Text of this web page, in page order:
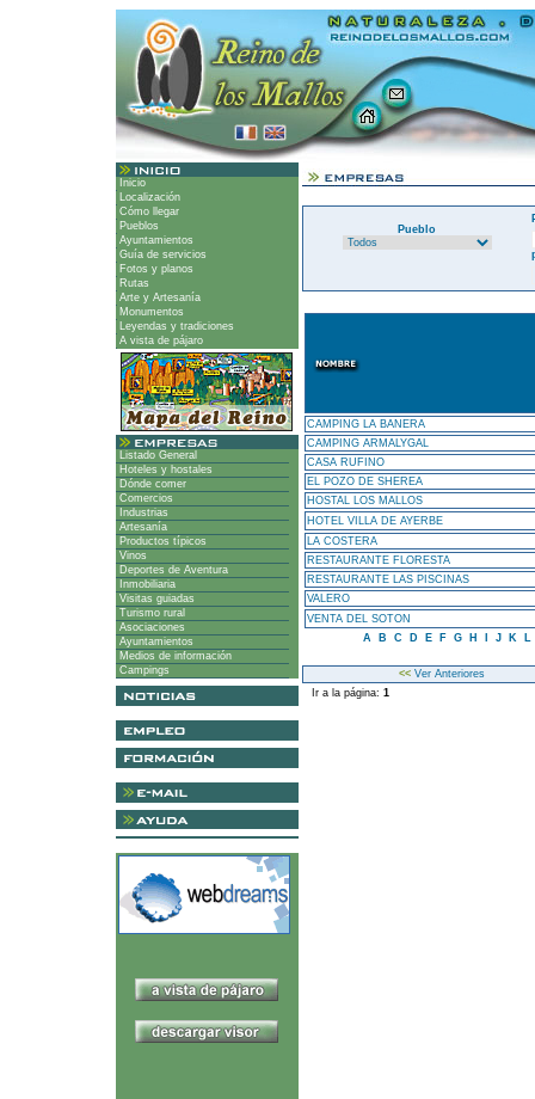
Inicio
Localización
Cómo llegar
Pueblos
Ayuntamientos
Guía de servicios
Fotos y planos
Rutas
Arte y Artesanía
Monumentos
Leyendas y tradiciones
A vista de pájaro
Listado General
Hoteles y hostales
Dónde comer
Comercios
Industrias
Artesanía
Productos típicos
Vinos
Deportes de Aventura
Inmobiliaria
Visitas guiadas
Turismo rural
Asociaciones
Ayuntamientos
Medios de información
Campings
Pueblo
CAMPING LA BANERA
CAMPING ARMALYGAL
CASA RUFINO
EL POZO DE SHEREA
HOSTAL LOS MALLOS
HOTEL VILLA DE AYERBE
LA COSTERA
RESTAURANTE FLORESTA
RESTAURANTE LAS PISCINAS
VALERO
VENTA DEL SOTON
A
B C D E F G H J K L
<<Ver Anteriores
Ir a la página: 1